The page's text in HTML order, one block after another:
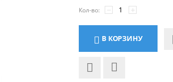
Кол-во: +
−
В КОРЗИНУ